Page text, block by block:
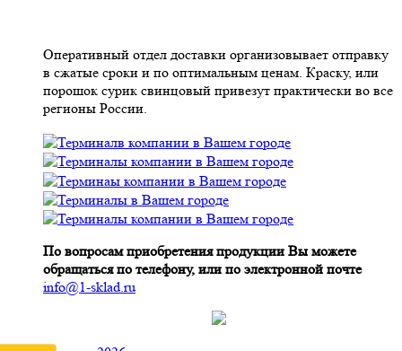
Оперативный отдел доставки организовывает отправку
в сжатые сроки и по оптимальным ценам. Краску, или
порошок сурик свинцовый привезут практически во все
регионы России.
По вопросам приобретения продукции Вы можете
обращаться по телефону, или по электронной почте
info@1-sklad.ru